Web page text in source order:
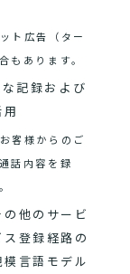
ト広告（ター
もあります。
記録および
客様からのご
話内容を録
他のサービ
登録経路の
言語モデル